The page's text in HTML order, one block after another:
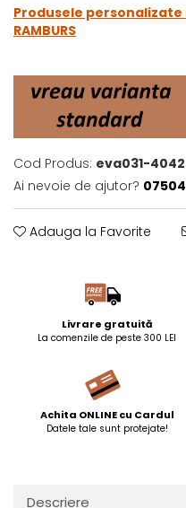
Produsele
RAMBURS
Cod Produs: eva031-4042
Ai nevoie de ajutor?
Adauga la Favorite
Livrare gratuită
La comenzile de peste 300 LEI
Achita ONLINE cu Cardul
Datele tale sunt protejate!
Descriere